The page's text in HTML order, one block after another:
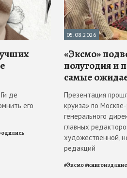
де
его
05.08.2026
«Эксмо»
полугодия и
самые
Презентация
круиза» по
генерального
главных
художественной,
редакций
#Эксмо#книгоиздание